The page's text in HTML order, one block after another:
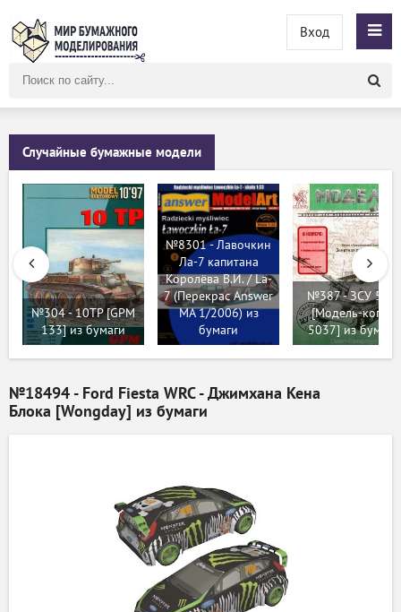
сайту
Вход
Случайные бумажные модели
№304 - 10TP [GPM
133] из бумаги
№8301 - Лавочкин
Ла-7 капитана
Королёва В.И. / La-
7 (Перекрас Answer
MA 1/2006) из
бумаги
№387 - ЗСУ 57-2
[Модель-копия
5037] из бумаги
№18494 - Ford Fiesta WRC - Джимхана Кена
Блока [Wongday] из бумаги